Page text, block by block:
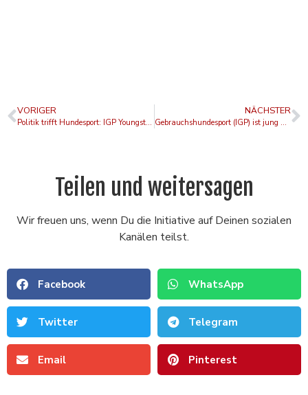
VORIGER
Politik trifft Hundesport: IGP Youngstars Camp 2025 setzt starkes Zeichen in Gaimersheim
NÄCHSTER
Gebrauchshundesport (IGP) ist jung und dynamisch. Schutzdienst im IGP-Sport ist ungefährlich.
Teilen und weitersagen
Wir freuen uns, wenn Du die Initiative auf Deinen sozialen
Kanälen teilst.
Facebook WhatsApp
Twitter Telegram
Email Pinterest